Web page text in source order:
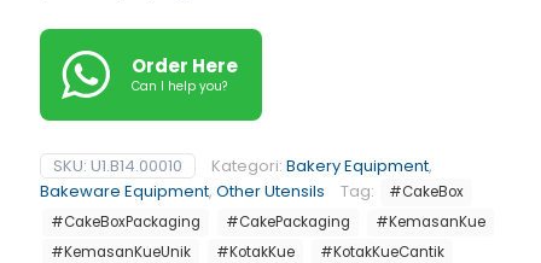
Order Here
Can I help you?
SKU: U1.B14.00010 Kategori: Bakery Equipment,
Bakeware Equipment, Other Utensils Tag:
#CakeBox
#CakeBoxPackaging
#CakePackaging
#KemasanKue
#KemasanKueUnik
#KotakKue
#KotakKueCantik